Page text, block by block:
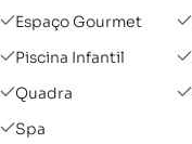
Espaço Gourmet
Piscina Infantil
Quadra
Spa